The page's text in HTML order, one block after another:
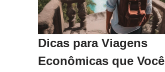
Dicas para Viagens
Econômicas que Você